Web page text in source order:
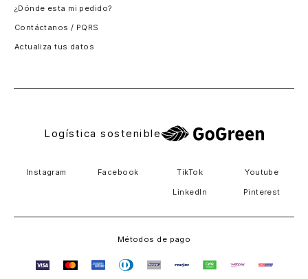
¿Dónde esta mi pedido?
Contáctanos / PQRS
Actualiza tus datos
Logística sostenible
Instagram Facebook TikTok Youtube
LinkedIn Pinterest
Métodos de pago